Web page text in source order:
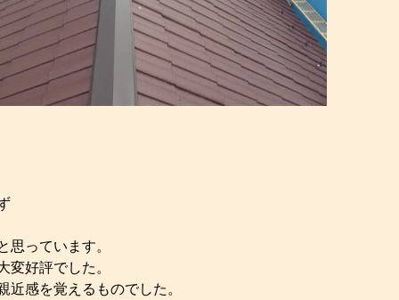
っています。
好評でした。
感を覚えるものでした。